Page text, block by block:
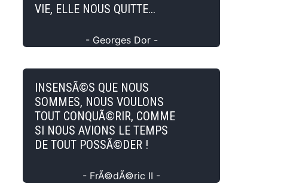
VIE, ELLE NOUS QUITTE...
- Georges Dor -
INSENSÃ©S QUE NOUS
SOMMES, NOUS VOULONS
TOUT CONQUÃ©RIR, COMME
SI NOUS AVIONS LE TEMPS
DE TOUT POSSÃ©DER !
- FrÃ©dÃ©ric II -